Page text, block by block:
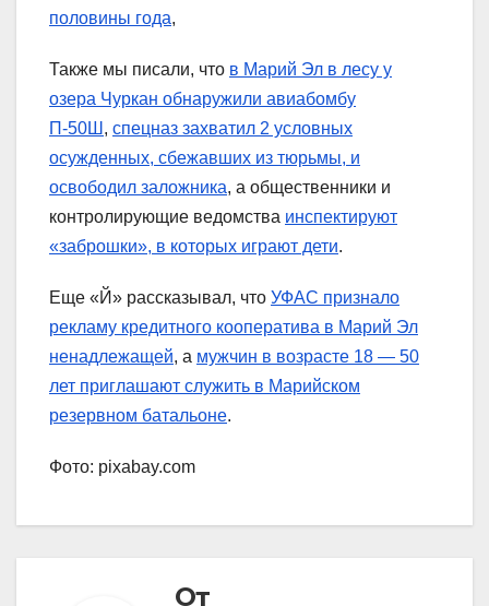
половины года,
Также мы писали, что в Марий Эл в лесу у
озера Чуркан обнаружили авиабомбу
П-50Ш , спецназ захватил 2 условных
осужденных, сбежавших из тюрьмы, и
освободил заложника, а общественники и
контролирующие ведомства инспектируют
«заброшки», в которых играют дети.
Еще «Й» рассказывал, что УФАС признало
рекламу кредитного кооператива в Марий Эл
ненадлежащей, а мужчин в возрасте 18 — 50
лет приглашают служить в Марийском
резервном батальоне.
Фото: pixabay.com
От